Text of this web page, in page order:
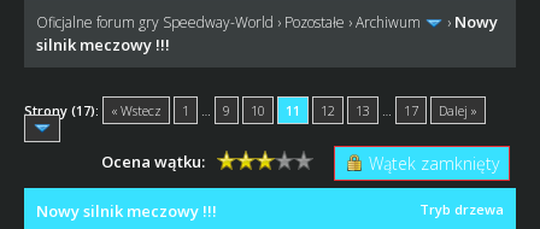
Oficjalne forum gry Speedway-World › Pozostałe ›Archiwum › Nowy
silnik meczowy !!!
Strony (17): « Wstecz 1 9 10 11 12 13 17 Dalej »
Wątek zamknięty
Ocena wątku:
Tryb drzewa
Nowy silnik meczowy !!!